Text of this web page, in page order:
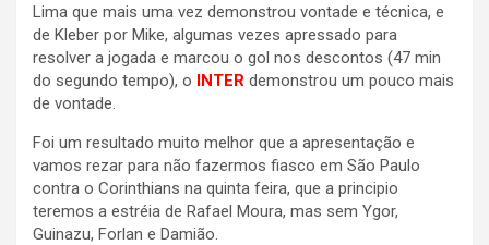
Lima que mais uma vez demonstrou vontade e técnica, e
de Kleber por Mike, algumas vezes apressado para
resolver a jogada e marcou o gol nos descontos (47 min
do segundo tempo), o INTER demonstrou um pouco mais
de vontade.
Foi um resultado muito melhor que a apresentação e
vamos rezar para não fazermos fiasco em São Paulo
contra o Corinthians na quinta feira, que a principio
teremos a estréia de Rafael Moura, mas sem Ygor,
Guinazu, Forlan e Damião.